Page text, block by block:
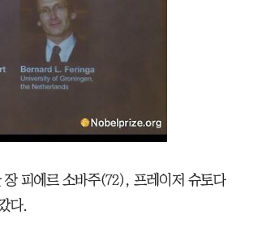
장 피에르 소바주(72), 프레이저 슈토다
다.